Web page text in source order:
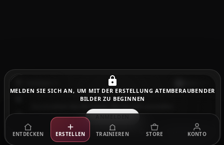
Generieren
MELDEN SIE SICH AN, UM MIT DER ERSTELLUNG ATEMBERAUBENDER
BILDER ZU BEGINNEN
ENTDECKEN ERSTELLEN TRAINIEREN STORE KONTO